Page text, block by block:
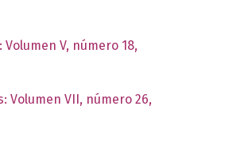
V, número 18,
Volumen VII, número 26,